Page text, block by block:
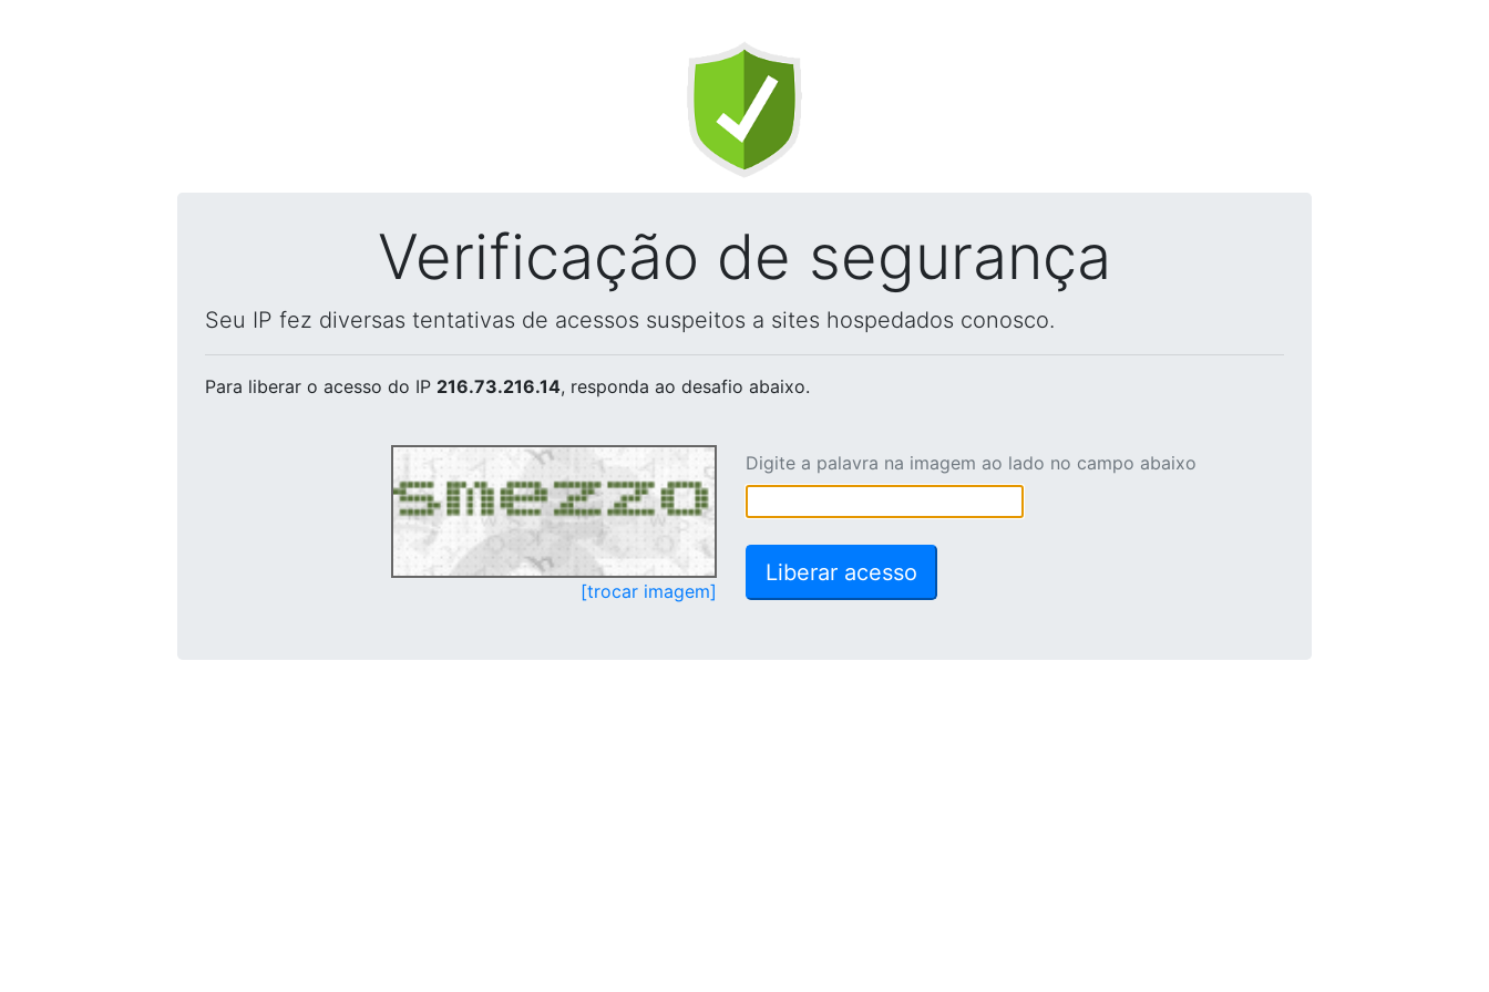
Verificação de segurança
Seu IP fez diversas tentativas de acessos suspeitos a sites hospedados conosco.
Para liberar o acesso do IP 216.73.216.14, responda ao desafio abaixo.
[trocar imagem]
Digite a palavra na imagem ao lado no campo abaixo